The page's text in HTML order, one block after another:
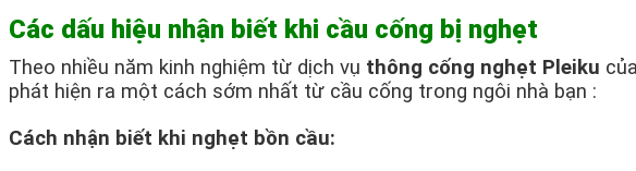
Các dấu hiệu nhận biết khi cầu cống bị nghẹt
Theo nhiều năm kinh nghiệm từ dịch vụ thông cống nghẹt Pleiku
phát hiện ra một cách sớm nhất từ cầu cống trong ngôi nhà bạn :
Cách nhận biết khi nghẹt bồn cầu: